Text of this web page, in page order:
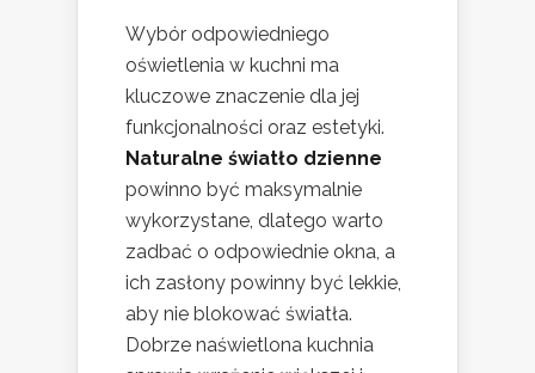
Wybór odpowiedniego
oświetlenia w kuchni ma
kluczowe znaczenie dla jej
funkcjonalności oraz estetyki.
Naturalne światło dzienne
powinno być maksymalnie
wykorzystane, dlatego warto
zadbać o odpowiednie okna, a
ich zasłony powinny być lekkie,
aby nie blokować światła.
Dobrze naświetlona kuchnia